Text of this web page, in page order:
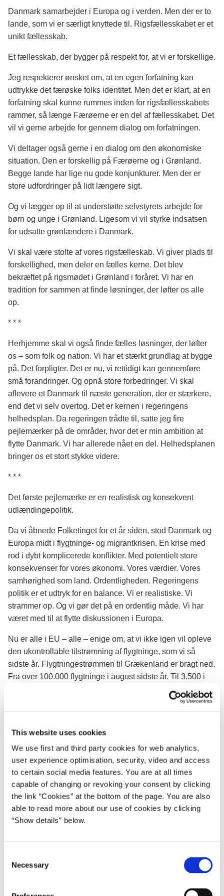
This website uses cookies
We use first and third party cookies for web analytics,
user experience optimisation, security, video and access
to certain social media features. You are at all times
capable of changing or revoking your consent by clicking
the link “Cookies” at the bottom of the page. You are also
able to read more about our use of cookies by clicking
“Show details” below.
Necessary
Danmark samarbejder i Europa og i verden. Men der er to
lande, som vi er særligt knyttede til. Rigsfællesskabet er et
unikt fællesskab.
Et fællesskab, der bygger på respekt for, at vi er forskellige.
Jeg respekterer ønsket om, at en egen forfatning kan
udtrykke det færøske folks identitet. Men det er klart, at en
forfatning skal kunne rummes inden for rigsfællesskabets
rammer, så længe Færøerne er en del af fællesskabet. Det
vil vi gerne arbejde for gennem dialog om forfatningen.
Vi deltager også gerne i en dialog om den økonomiske
situation. Den er forskellig på Færøerne og i Grønland.
Begge lande har lige nu gode konjunkturer. Men der er
store udfordringer på lidt længere sigt.
Og vi lægger op til at understøtte selvstyrets arbejde for
børn og unge i Grønland. Ligesom vi vil styrke indsatsen
for udsatte grønlændere i Danmark.
Vi skal være stolte af vores rigsfælleskab. Vi giver plads til
forskellighed, men deler en fælles kerne. Det blev
bekræftet på rigsmødet i Grønland i foråret. Vi har en
tradition for sammen at finde løsninger, der løfter os alle
op.
* * *
Herhjemme skal vi også finde fælles løsninger, der løfter
os – som folk og nation. Vi har et stærkt grundlag at bygge
på. Det forpligter. Det er nu, vi rettidigt kan gennemføre
små forandringer. Og opnå store forbedringer. Vi skal
aflevere et Danmark til næste generation, der er stærkere,
end det vi selv overtog. Det er kernen i regeringens
helhedsplan. Da regeringen trådte til, satte jeg fire
pejlemærker på de områder, hvor det er min ambition at
flytte Danmark. Vi har allerede nået en del. Helhedsplanen
bringer os et stort stykke videre.
* * *
Det første pejlemærke er en realistisk og konsekvent
udlændingepolitik.
Da vi åbnede Folketinget for et år siden, stod Danmark og
Europa midt i flygtninge- og migrantkrisen. En krise med
rod i dybt komplicerede konflikter. Med potentielt store
konsekvenser for vores økonomi. Vores værdier. Vores
samhørighed som land. Ordentligheden. Regeringens
politik er et udtryk for en balance. Vi er realistiske. Vi
strammer op. Og vi gør det på en ordentlig måde. Vi har
været med til at flytte diskussionen i Europa.
Nu er alle i EU – alle – enige om, at vi ikke igen vil opleve
den ukontrollable tilstrømning af flygtninge, som vi så
sidste år. Flygtningestrømmen til Grækenland er bragt ned.
Fra over 100.000 flygtninge i august sidste år. Til 3.500 i
august i år. Herhjemme har vi gennemført nødvendige
stramninger og en ny integrationsydelse. Fordi vi mener,
Sidste år kom der over 21.000 asylansøgere til Danmark. I
år er der per 1. oktober kommet godt 5.000. I øjeblikket er
tallet lavere end nogen måned gennem de seneste fem år.
Det har ikke været lavere, siden jeg sidst var statsminister.
Nu skal vi holde fast. Derfor fortsætter vi med at stramme
vilkårene for dem, vi lukker ind. Og vi vil indføre en
danske grænser under pres. Vi må ikke igen opleve en
situation, som ligner den i september sidste år. Men det